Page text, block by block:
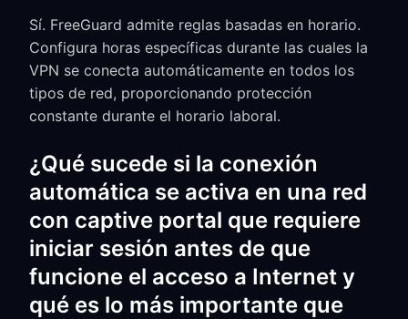
Sí. FreeGuard admite reglas basadas en horario.
Configura horas específicas durante las cuales la
VPN se conecta automáticamente en todos los
tipos de red, proporcionando protección
constante durante el horario laboral.
¿Qué sucede si la conexión
automática se activa en una red
con captive portal que requiere
iniciar sesión antes de que
funcione el acceso a Internet y
qué es lo más importante que